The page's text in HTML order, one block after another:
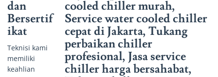
dan
Bersertif
ikat
Teknisi kami
memiliki
keahlian